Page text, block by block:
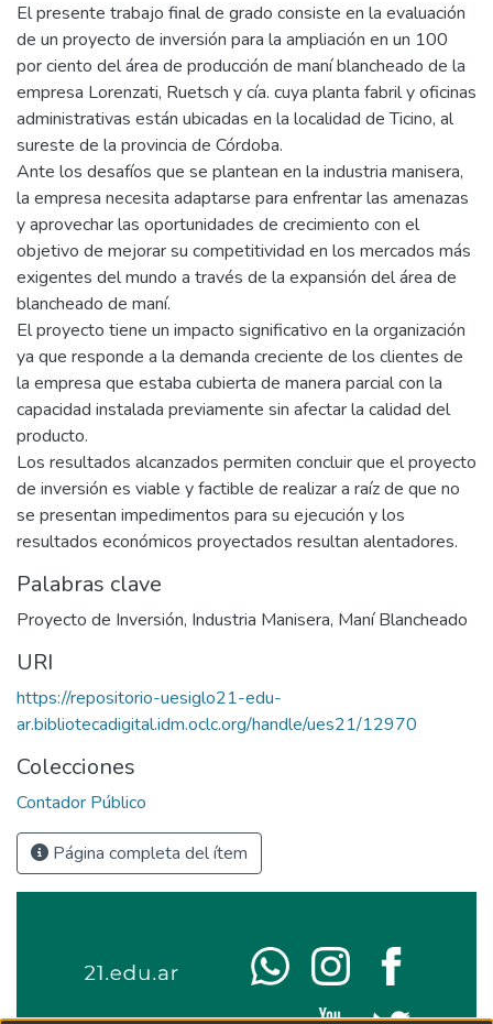
El presente trabajo final de grado consiste en la evaluación
de un proyecto de inversión para la ampliación en un 100
por ciento del área de producción de maní blancheado de la
empresa Lorenzati, Ruetsch y cía. cuya planta fabril y oficinas
administrativas están ubicadas en la localidad de Ticino, al
sureste de la provincia de Córdoba.
Ante los desafíos que se plantean en la industria manisera,
la empresa necesita adaptarse para enfrentar las amenazas
y aprovechar las oportunidades de crecimiento con el
objetivo de mejorar su competitividad en los mercados más
exigentes del mundo a través de la expansión del área de
blancheado de maní.
El proyecto tiene un impacto significativo en la organización
ya que responde a la demanda creciente de los clientes de
la empresa que estaba cubierta de manera parcial con la
capacidad instalada previamente sin afectar la calidad del
producto.
Los resultados alcanzados permiten concluir que el proyecto
de inversión es viable y factible de realizar a raíz de que no
se presentan impedimentos para su ejecución y los
resultados económicos proyectados resultan alentadores.
Palabras clave
Proyecto de Inversión, Industria Manisera, Maní Blancheado
URI
https://repositorio-uesiglo21-edu-
ar.bibliotecadigital.idm.oclc.org/handle/ues21/12970
Colecciones
Contador Público
Página completa del ítem